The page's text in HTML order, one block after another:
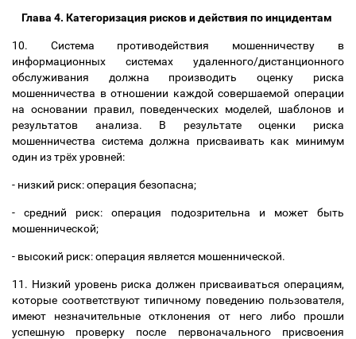
Глава 4. Категоризация рисков и действия по инцидентам
10. Система противодействия мошенничеству в
информационных системах удаленного/дистанционного
обслуживания должна производить оценку риска
мошенничества в отношении каждой совершаемой операции
на основании правил, поведенческих моделей, шаблонов и
результатов анализа. В результате оценки риска
мошенничества система должна присваивать как минимум
один из трёх уровней:
- низкий риск: операция безопасна;
- средний риск: операция подозрительна и может быть
мошеннической;
- высокий риск: операция является мошеннической.
11. Низкий уровень риска должен присваиваться операциям,
которые соответствуют типичному поведению пользователя,
имеют незначительные отклонения от него либо прошли
успешную проверку после первоначального присвоения